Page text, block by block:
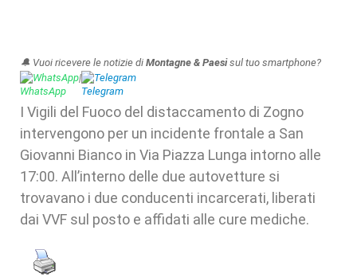
🔔 Vuoi ricevere le notizie di Montagne & Paesisul tuo smartphone?
WhatsApp| Telegram
I Vigili del Fuoco del distaccamento di Zogno
intervengono per un incidente frontale a San
Giovanni Bianco in Via Piazza Lunga intorno alle
17:00. All’interno delle due autovetture si
trovavano i due conducenti incarcerati, liberati
dai VVF sul posto e affidati alle cure mediche.